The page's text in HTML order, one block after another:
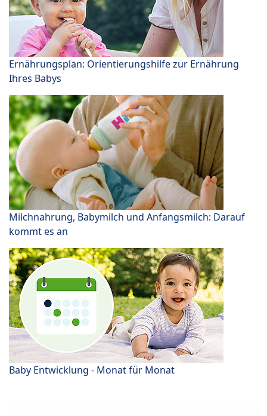
Ernährungsplan: Orientierungshilfe zur Ernährung
Ihres Babys
Milchnahrung, Babymilch und Anfangsmilch: Darauf
kommt es an
Baby Entwicklung - Monat für Monat